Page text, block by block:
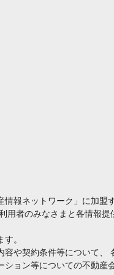
報ネットワーク」に加
者のみなさまと各情報
。
や契約条件等について
ョン等についての不動産